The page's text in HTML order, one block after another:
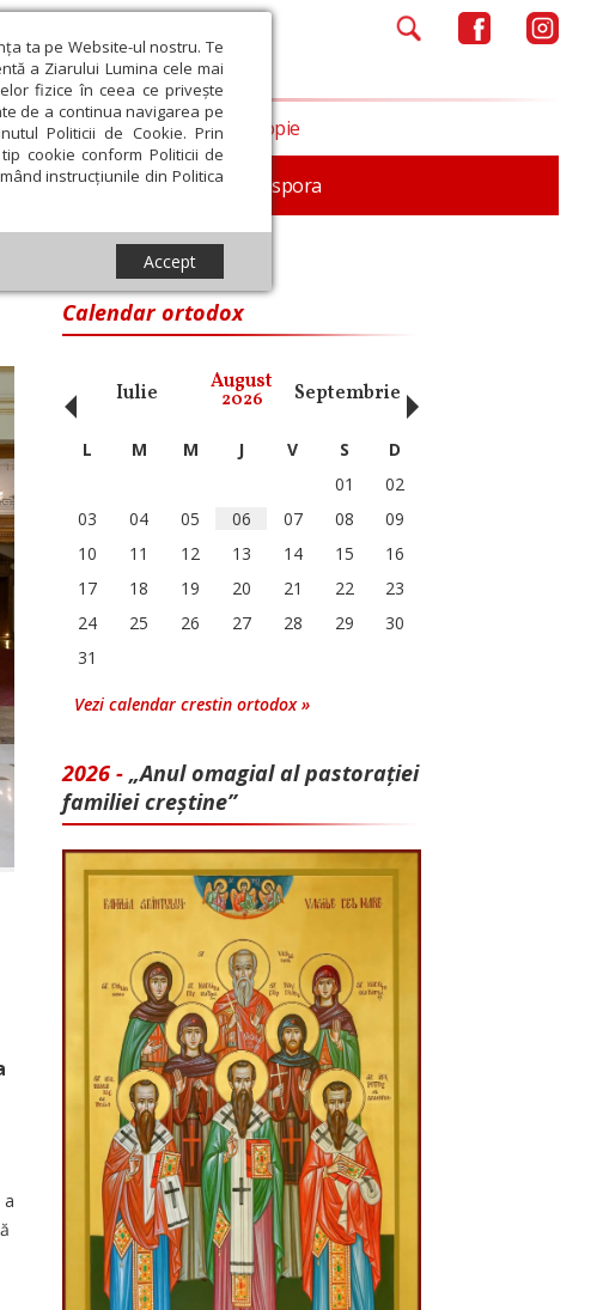
ta pe Website-ul nostru. Te
a Ziarului Lumina cele mai
fizice în ceea ce privește
de a continua navigarea pe
Politicii de Cookie. Prin
cookie conform Politicii de
instrucțiunile din Politica
Accept
In memoriam Diaspora
Opinii Filantropie
Calendar ortodox
Iunie Iulie August
2026 Septembrie Octombrie
‹ L M M J V S
D
01
02
03
04 05 06 07 08
09
10
11 12 13 14 15
16
17
18 19 20 21 22
23
24
25 26 27 28 29
30
31
Vezi calendar crestin ortodox »
2026 - „Anul omagial al pastorației
familiei creștine”